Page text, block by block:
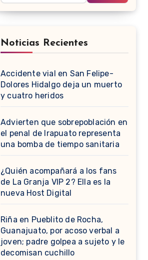
Noticias Recientes
Accidente vial en San Felipe-
Dolores Hidalgo deja un muerto
y cuatro heridos
Advierten que sobrepoblación en
el penal de Irapuato representa
una bomba de tiempo sanitaria
¿Quién acompañará a los fans
de La Granja VIP 2? Ella es la
nueva Host Digital
Riña en Pueblito de Rocha,
Guanajuato, por acoso verbal a
joven; padre golpea a sujeto y le
decomisan cuchillo